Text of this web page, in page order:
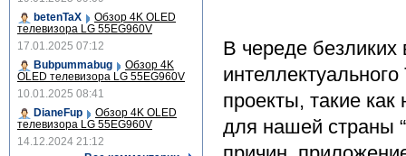
В череде
проекты, такие
для нашей страны
betenTaX
Обзор 4K OLED
телевизора LG 55EG960V
17.01.2025 07:12
Bubpummabug
Обзор 4K
OLED телевизора LG 55EG960V
10.01.2025 08:41
DianeFup
Обзор 4K OLED
телевизора LG 55EG960V
14.12.2024 21:12